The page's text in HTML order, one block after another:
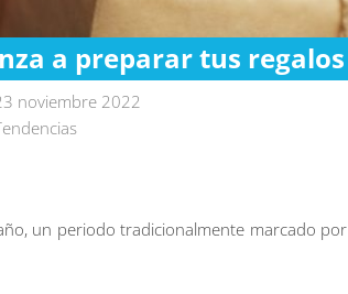
a preparar tus
noviembre 2022
un periodo tradicionalmente marcado